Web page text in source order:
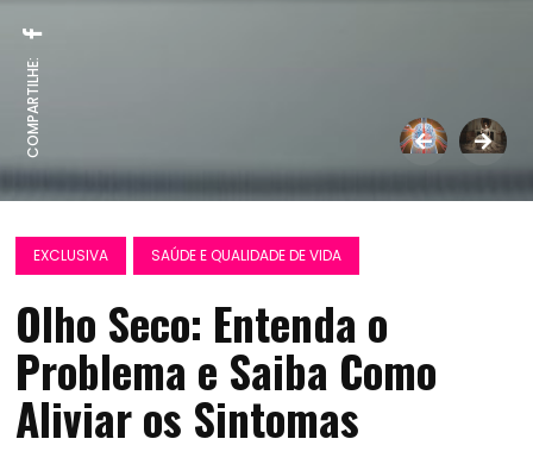
COMPARTILHE:
EXCLUSIVA SAÚDE E QUALIDADE DE VIDA
Olho Seco: Entenda o
Problema e Saiba Como
Aliviar os Sintomas